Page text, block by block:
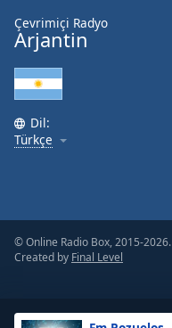
Color
Opacity
Text
Background
Opacity
Background
Çevrimiçi Radyo
Arjantin
Dil:
Türkçe
© Online Radio Box, 2015-2026.
Created by Final Level